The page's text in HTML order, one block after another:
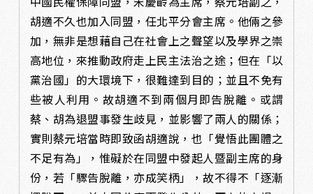
胡適不久也加入同盟，任北平分會主席。他倆之參
加，無非是想藉自己在社會上之聲望以及學界之崇
高地位，來推動政府走上民主法治之途；但在「以
黨治國」的大環境下，很難達到目的；並且不免有
些被人利用。故胡適不到兩個月即告脫離。或謂
蔡、胡為退盟事發生歧見，並影響了兩人的關係；
實則蔡元培當時即致函胡適說，也「覺悟此團體之
不足有為」，惟礙於在同盟中發起人暨副主席的身
份，若「驟告脫離，亦成笑柄」，故不得不「逐漸